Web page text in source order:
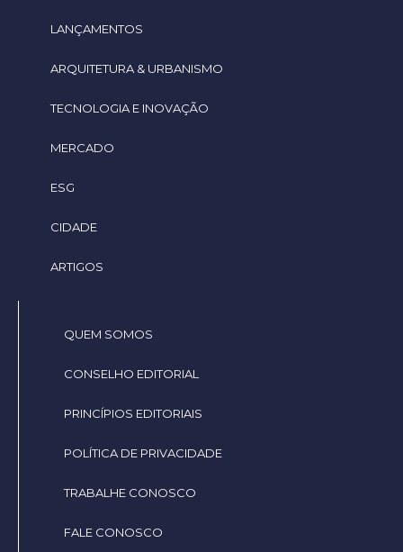
LANÇAMENTOS
ARQUITETURA & URBANISMO
TECNOLOGIA E INOVAÇÃO
MERCADO
ESG
CIDADE
ARTIGOS
QUEM SOMOS
CONSELHO EDITORIAL
PRINCÍPIOS EDITORIAIS
POLÍTICA DE PRIVACIDADE
TRABALHE CONOSCO
FALE CONOSCO